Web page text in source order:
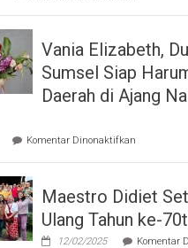
Elizabeth
Duta
Anak
Sumsel
Modelling
Positif
Vania Elizabeth,
Sumsel Siap
Daerah di Ajang
Komentar Dinonaktifkanpada
Elizabeth,
Anak
Sumsel
Siap
Harumkan
Maestro Didiet
Ulang Tahun ke-
12/02/2025 Komentar